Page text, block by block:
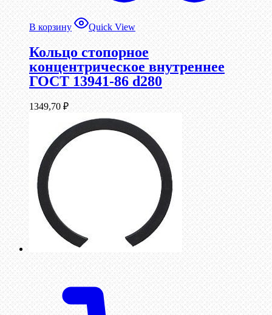
В корзину Quick View
Кольцо стопорное
концентрическое внутреннее
ГОСТ 13941-86 d280
1349,70 ₽